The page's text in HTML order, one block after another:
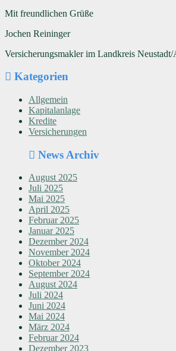
Mit freundlichen Grüße
Jochen Reininger
Versicherungsmakler im Landkreis Neustadt/
Kategorien
Allgemein
Kapitalanlage
Kredite
Versicherungen
News Archiv
August 2025
Juli 2025
Mai 2025
April 2025
Februar 2025
Januar 2025
Dezember 2024
November 2024
Oktober 2024
September 2024
August 2024
Juli 2024
Juni 2024
Mai 2024
März 2024
Februar 2024
Dezember 2023